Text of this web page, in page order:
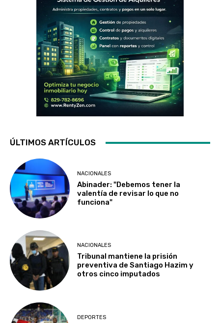
ÚLTIMOS ARTÍCULOS
NACIONALES
Abinader: "Debemos tener la
valentía de revisar lo que no
funciona"
NACIONALES
Tribunal mantiene la prisión
preventiva de Santiago Hazim y
otros cinco imputados
DEPORTES